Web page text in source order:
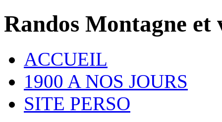
Randos Montagne et
ACCUEIL
1900 A NOS JOURS
SITE PERSO